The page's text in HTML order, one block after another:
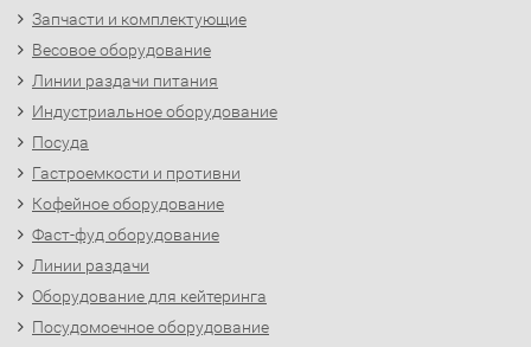
Запчасти и комплектующие
Весовое оборудование
Линии раздачи питания
Индустриальное оборудование
Посуда
Гастроемкости и противни
Кофейное оборудование
Фаст-фуд оборудование
Линии раздачи
Оборудование для кейтеринга
Посудомоечное оборудование